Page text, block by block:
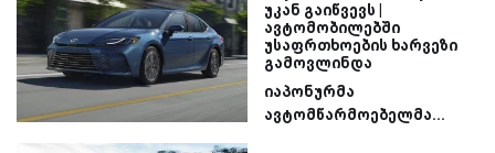
უკან გაიწვევს |
ავტომობილებში
უსაფრთხოების ხარვეზი
გამოვლინდა
იაპონურმა
ავტომწარმოებელმა...